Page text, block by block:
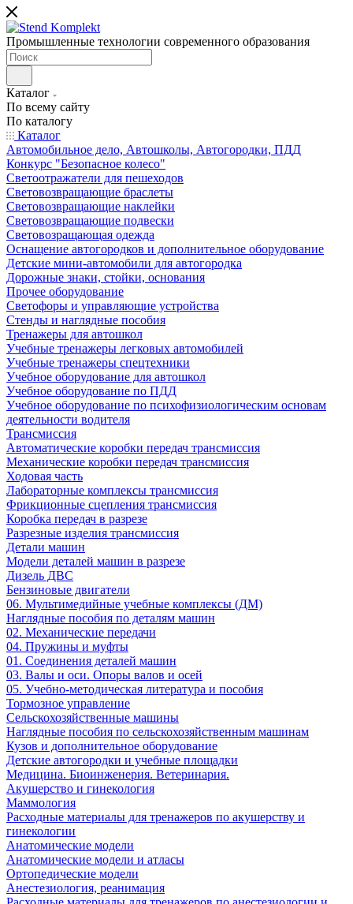
Промышленные технологии современного образования
Каталог
По всему сайту
По каталогу
Каталог
Автомобильное дело, Автошколы, Автогородки, ПДД
Конкурс "Безопасное колесо"
Светоотражатели для пешеходов
Световозвращающие браслеты
Световозвращающие наклейки
Световозвращающие подвески
Световозращающая одежда
Оснащение автогородков и дополнительное оборудование
Детские мини-автомобили для автогородка
Дорожные знаки, стойки, основания
Прочее оборудование
Светофоры и управляющие устройства
Стенды и наглядные пособия
Тренажеры для автошкол
Учебные тренажеры легковых автомобилей
Учебные тренажеры спецтехники
Учебное оборудование для автошкол
Учебное оборудование по ПДД
Учебное оборудование по психофизиологическим основам
деятельности водителя
Трансмиссия
Автоматические коробки передач трансмиссия
Механические коробки передач трансмиссия
Ходовая часть
Лабораторные комплексы трансмиссия
Фрикционные сцепления трансмиссия
Коробка передач в разрезе
Разрезные изделия трансмиссия
Детали машин
Модели деталей машин в разрезе
Дизель ДВС
Бензиновые двигатели
06. Мультимедийные учебные комплексы (ДМ)
Наглядные пособия по деталям машин
02. Механические передачи
04. Пружины и муфты
01. Соединения деталей машин
03. Валы и оси. Опоры валов и осей
05. Учебно-методическая литература и пособия
Тормозное управление
Сельскохозяйственные машины
Наглядные пособия по сельскохозяйственным машинам
Кузов и дополнительное оборудование
Детские автогородки и учебные площадки
Медицина. Биоинженерия. Ветеринария.
Акушерство и гинекология
Маммология
Расходные материалы для тренажеров по акушерству и
гинекологии
Анатомические модели
Анатомические модели и атласы
Ортопедические модели
Анестезиология, реанимация